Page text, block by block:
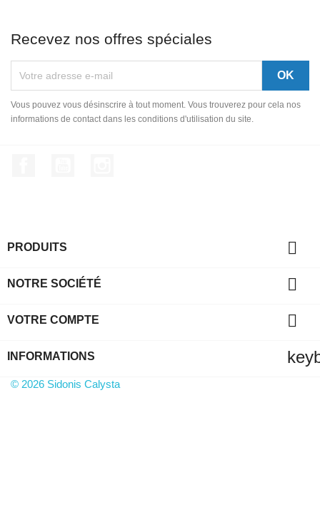
Recevez nos offres spéciales
Vous pouvez vous désinscrire à tout moment. Vous trouverez pour cela nos
informations de contact dans les conditions d'utilisation du site.
PRODUITS 
NOTRE SOCIÉTÉ 
VOTRE COMPTE 
INFORMATIONS
© 2026 Sidonis Calysta